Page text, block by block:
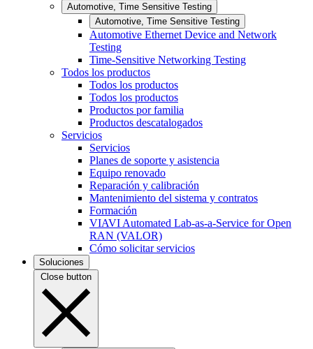
Automotive, Time Sensitive Testing
Automotive, Time Sensitive Testing
Automotive Ethernet Device and Network
Testing
Time-Sensitive Networking Testing
Todos los productos
Todos los productos
Todos los productos
Productos por familia
Productos descatalogados
Servicios
Servicios
Planes de soporte y asistencia
Equipo renovado
Reparación y calibración
Mantenimiento del sistema y contratos
Formación
VIAVI Automated Lab-as-a-Service for Open
RAN (VALOR)
Cómo solicitar servicios
Soluciones
Close button